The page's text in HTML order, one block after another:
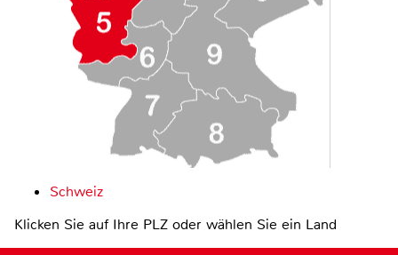
Schweiz
Klicken Sie auf Ihre PLZ oder wählen Sie ein Land